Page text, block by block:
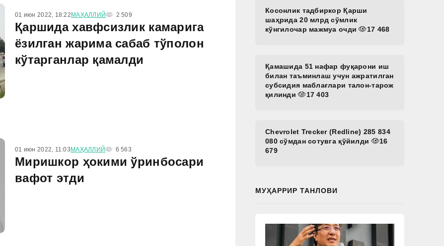
01 июн 2022, 18:22 МАҲАЛЛИЙ 2 509
Қаршида хавфсизлик камарига
ёзилган жарима сабаб тўполон
кўтарганлар қамалди
01 июн 2022, 11:03 МАҲАЛЛИЙ 6 563
Миришкор ҳокими ўринбосари
вафот этди
Косонлик тадбиркор Қарши
шаҳрида 20 млрд сўмлик
кўнгилочар мажмуа очди
17 468
Қамашида 51 нафар фуқарони иш
билан таъминлаш учун ажратилган
субсидия маблағлари талон-тарож
қилинди
17 403
Chevrolet Trecker (Redline) 285 834
080 сўмдан сотувга қўйилди
16
679
МУҲАРРИР ТАНЛОВИ